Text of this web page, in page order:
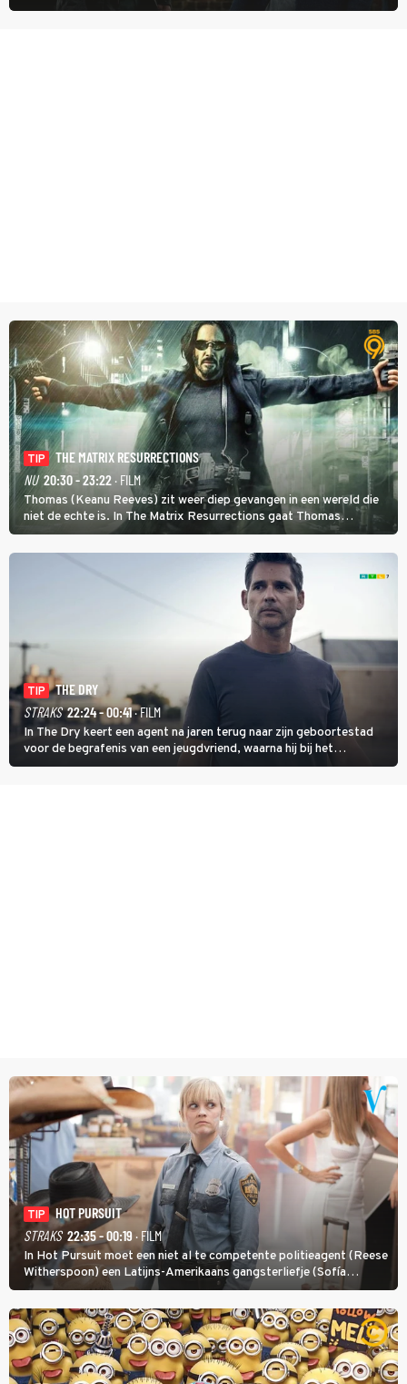
degene die haar aanstelde kwade bedoelingen heeft.
TIP
THE MATRIX RESURRECTIONS
NU 20:30 - 23:22 · FILM
Thomas (Keanu Reeves) zit weer diep gevangen in een wereld die
niet de echte is. In The Matrix Resurrections gaat Thomas
proberen uit deze schijnwereld te ontsnappen.
TIP
THE DRY
STRAKS 22:24 - 00:41· FILM
In The Dry keert een agent na jaren terug naar zijn geboortestad
voor de begrafenis van een jeugdvriend, waarna hij bij het
onderzoeken van diens dood een verband begint te vermoeden
TIP
HOT PURSUIT
STRAKS 22:35 - 00:19 · FILM
In Hot Pursuit moet een niet al te competente politieagent (Reese
Witherspoon) een Latijns-Amerikaans gangsterliefje (Sofía
Vergara) beschermen tegen corrupte agenten en moordlustige
maffiatypes.